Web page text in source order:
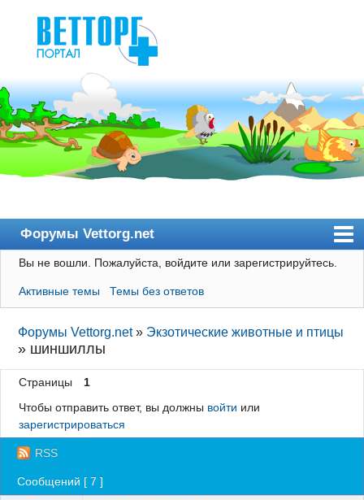
Форумы Vettorg.net
Главная
Пользователи
Правила
Поиск
Регистрация
Вход
Вы не вошли. Пожалуйста, войдите или зарегистрируйтесь.
Активные темы Темы без ответов
Форумы Vettorg.net » Экзотические животные и птицы
» шиншиллы
Страницы
1
Чтобы отправить ответ, вы должны войти или
зарегистрироваться
RSS
Сообщений [ 7 ]